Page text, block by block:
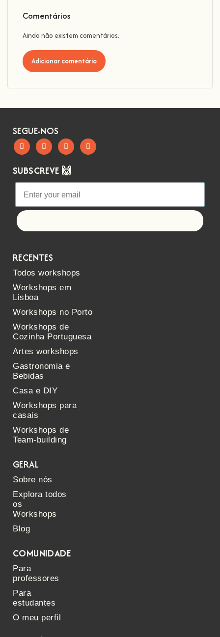
Comentários
Ainda não existem comentários.
Adicionar comentário
SEGUE-NOS
SUBSCREVE 🙌
RECENTES
Todos workshops
Workshops em
Lisboa
Workshops no Porto
Workshops de
Cozinha Portuguesa
Artes workshops
Gastronomia e
Bebidas
Casa e DIY
Workshops para
casais
Workshops de
Team-building
GERAL
Sobre nós
Explora todos
os
Workshops
Blog
COMUNIDADE
Para
professores
Para
estudantes
O meu perfil